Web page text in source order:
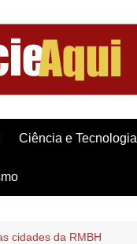
Ciência e Tecnologia
cidades da RMBH